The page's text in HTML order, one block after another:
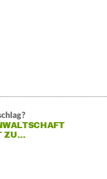
ZU…